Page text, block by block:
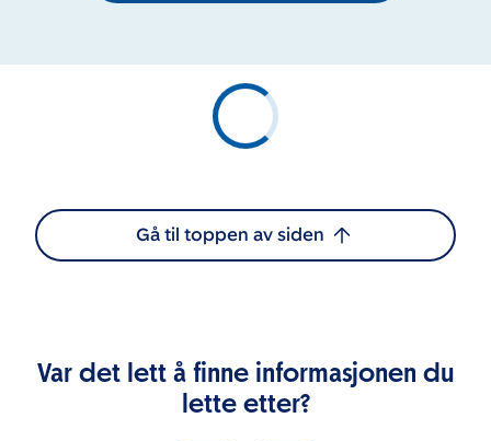
Gå til toppen av siden
Var det lett å finne informasjonen du
lette etter?